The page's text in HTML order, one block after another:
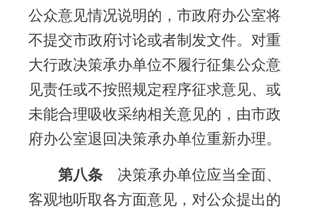
公众意见情况说明的，市政府办公室将
不提交市政府讨论或者制发文件。对重
大行政决策承办单位不履行征集公众意
见责任或不按照规定程序征求意见、或
未能合理吸收采纳相关意见的，由市政
府办公室退回决策承办单位重新办理。
第八条 决策承办单位应当全面、
客观地听取各方面意见，对公众提出的